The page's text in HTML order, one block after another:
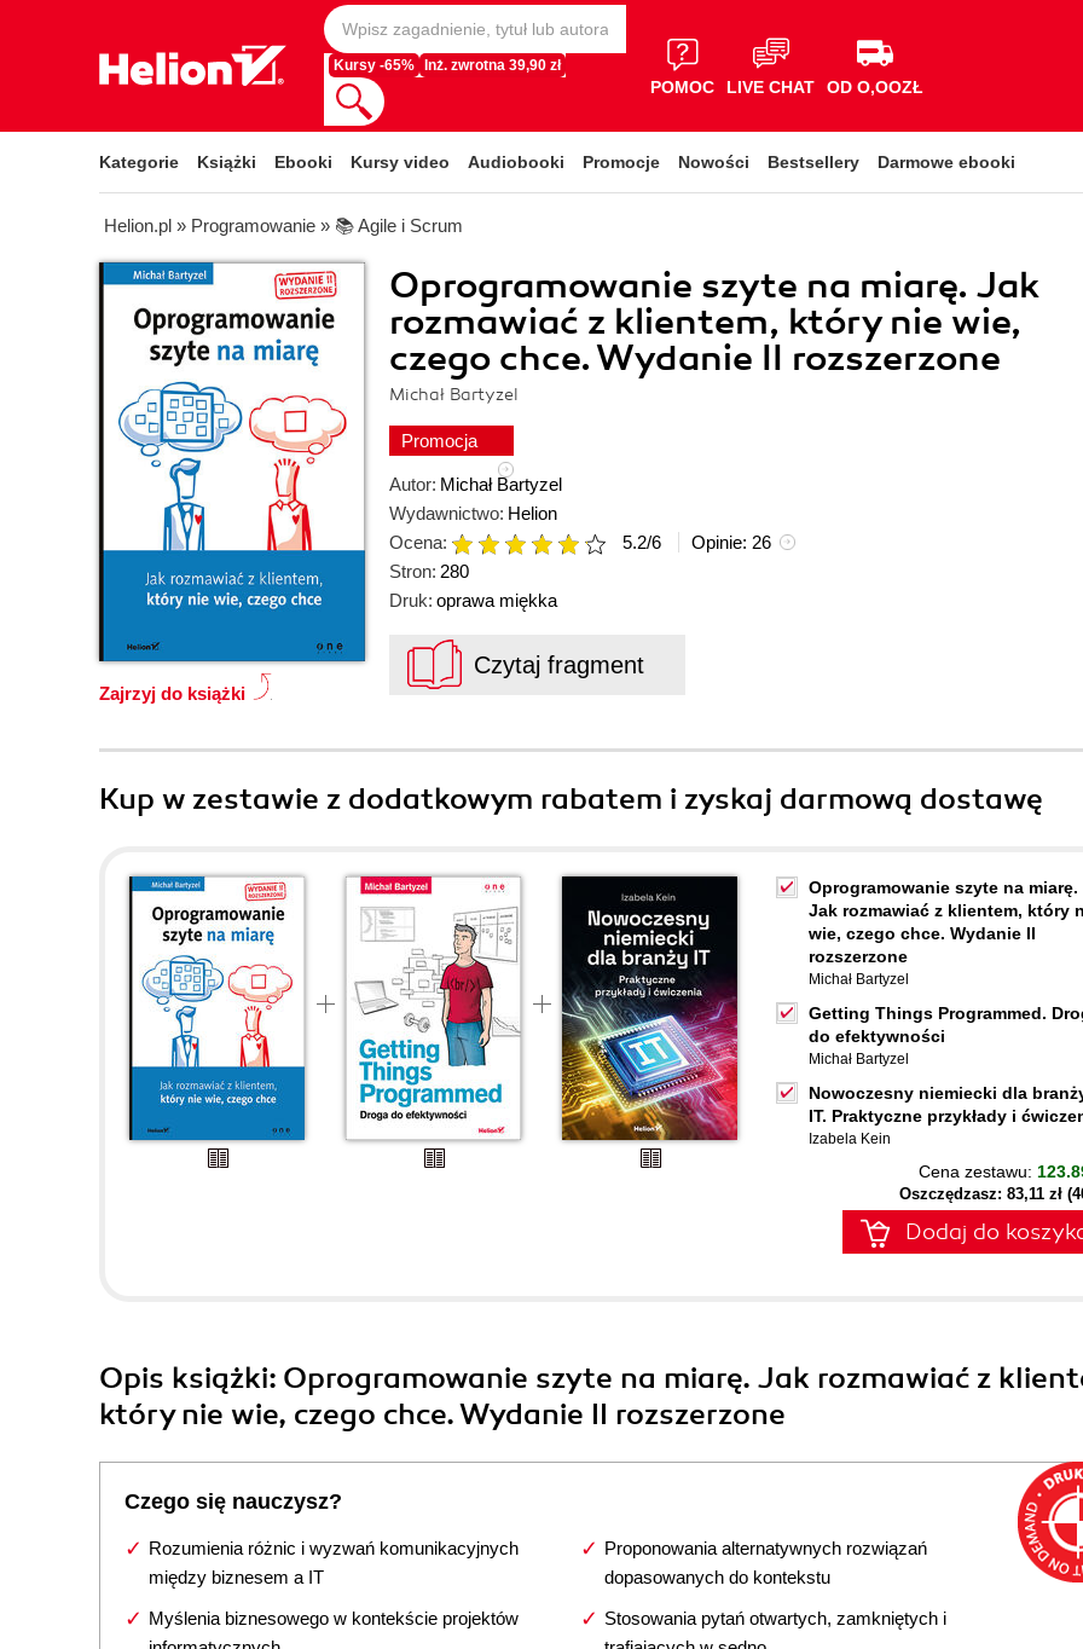
Kursy -65% Inż. zwrotna 39,90 zł
POMOC LIVE CHAT OD O,OOZŁ
Kategorie Książki Ebooki Kursy video Audiobooki Promocje Nowości Bestsellery Darmowe ebooki
Helion.pl » Programowanie » 📚 Agile i Scrum
Oprogramowanie szyte na miarę. Jak
rozmawiać z klientem, który nie wie,
czego chce. Wydanie II rozszerzone
Michał Bartyzel
Promocja
Zajrzyj do książki
Autor: Michał Bartyzel
Wydawnictwo: Helion
Ocena:
5.2/6 Opinie: 26
Stron: 280
Druk: oprawa miękka
Czytaj fragment
Kup w zestawie z dodatkowym rabatem i zyskaj darmową dostawę
Oprogramowanie szyte na miarę.
Jak rozmawiać z klientem, który
wie, czego chce. Wydanie II
rozszerzone
Michał Bartyzel
Getting Things Programmed.
do efektywności
Michał Bartyzel
Nowoczesny niemiecki dla
IT. Praktyczne przykłady i
Izabela Kein
Cena zestawu:
Oszczędzasz: 83,11 zł
Dodaj do
Opis książki: Oprogramowanie szyte na miarę. Jak rozmawiać z
który nie wie, czego chce. Wydanie II rozszerzone
Czego się nauczysz?
Rozumienia różnic i wyzwań komunikacyjnych
między biznesem a IT
Myślenia biznesowego w kontekście projektów
Proponowania alternatywnych rozwiązań
dopasowanych do kontekstu
Stosowania pytań otwartych, zamkniętych i